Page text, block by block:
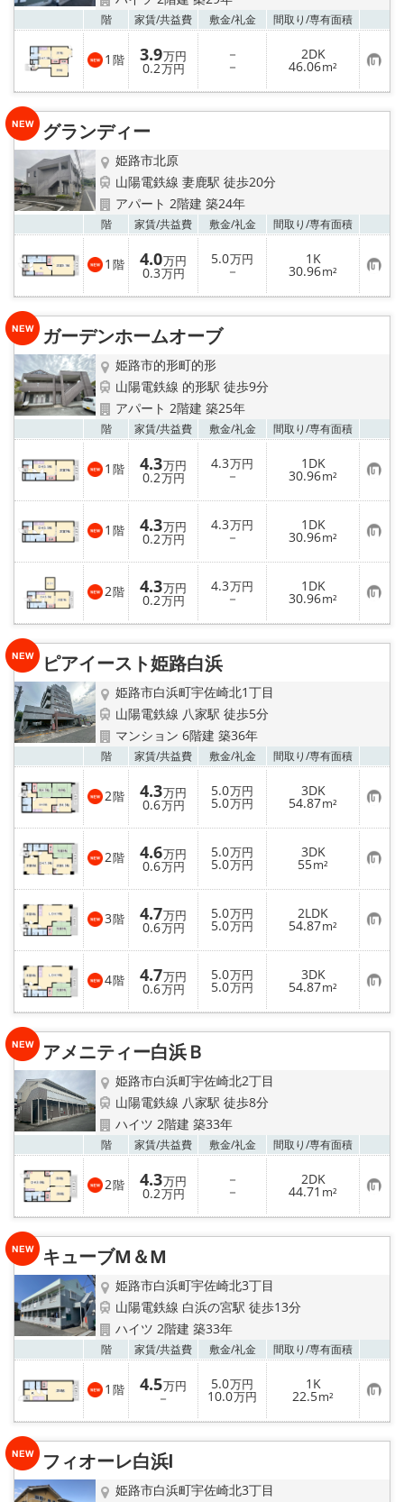
階 家賃/共益費 敷金/礼金 間取り/専有面積
1 階 3.9万円
0.2万円
－
－
2DK
46.06m² お
気
に
り
グランディー
姫路市北原
山陽電鉄線 妻鹿駅 徒歩20分
アパート 2階建 築24年
階 家賃/共益費 敷金/礼金 間取り/専有面積
1 階 4.0万円
0.3万円
5.0万円
－
1K
30.96m² お
気
に
り
ガーデンホームオーブ
姫路市的形町的形
山陽電鉄線 的形駅 徒歩9分
アパート 2階建 築25年
階 家賃/共益費 敷金/礼金 間取り/専有面積
1 階 4.3万円
0.2万円
4.3万円
－
1DK
30.96m² お
気
に
入
り
登
録
1 階 4.3万円
0.2万円
4.3万円
－
1DK
30.96m² お
気
に
入
り
登
録
2階 4.3万円
0.2万円
4.3万円
－
1DK
30.96m² お
気
に
り
ピアイースト姫路白浜
姫路市白浜町宇佐崎北1丁目
山陽電鉄線 八家駅 徒歩5分
マンション 6階建 築36年
階 家賃/共益費 敷金/礼金 間取り/専有面積
2階 4.3万円
0.6万円
5.0万円
5.0万円
3DK
54.87m² お
気
に
入
り
登
録
2階 4.6万円
0.6万円
5.0万円
5.0万円
3DK
55m² お
気
に
入
り
登
録
3階 4.7万円
0.6万円
5.0万円
5.0万円
2LDK
54.87m² お
気
に
入
り
登
録
4階 4.7万円
0.6万円
5.0万円
5.0万円
3DK
54.87m² お
気
に
り
アメニティー白浜Ｂ
姫路市白浜町宇佐崎北2丁目
山陽電鉄線 八家駅 徒歩8分
ハイツ 2階建 築33年
階 家賃/共益費 敷金/礼金 間取り/専有面積
2階 4.3万円
0.2万円
－
－
2DK
44.71 m² お
気
に
り
キューブM＆M
姫路市白浜町宇佐崎北3丁目
山陽電鉄線 白浜の宮駅 徒歩13分
ハイツ 2階建 築33年
階 家賃/共益費 敷金/礼金 間取り/専有面積
1 階 4.5万円
－
5.0万円
10.0万円
1K
22.5m² お
気
に
り
フィオーレ白浜Ⅰ
姫路市白浜町宇佐崎北3丁目